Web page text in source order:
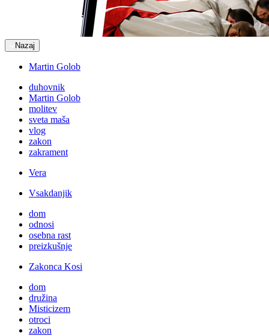
Nazaj
Martin Golob
duhovnik
Martin Golob
molitev
sveta maša
vlog
zakon
zakrament
Vera
Vsakdanjik
dom
odnosi
osebna rast
preizkušnje
Zakonca Kosi
dom
družina
Misticizem
otroci
zakon